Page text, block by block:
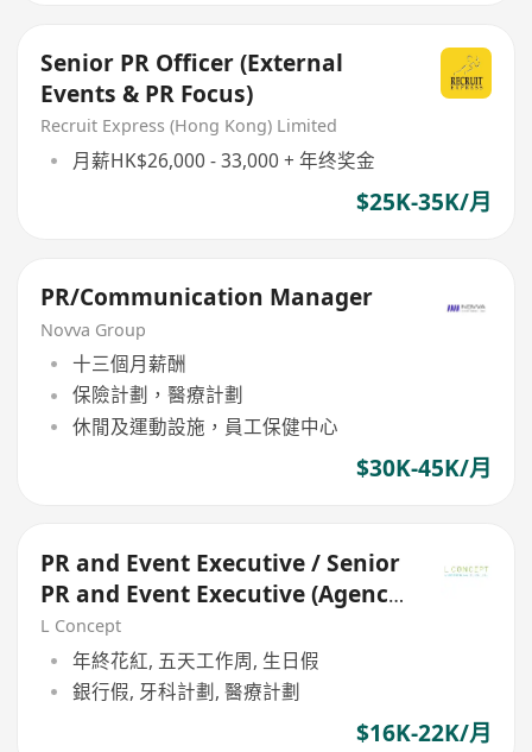
Senior PR Officer (External
Events & PR Focus)
Recruit Express (Hong Kong) Limited
月薪HK$26,000 - 33,000 + 年终奖金
$25K-35K/月
PR/Communication Manager
Novva Group
十三個月薪酬
保險計劃，醫療計劃
休閒及運動設施，員工保健中心
$30K-45K/月
PR and Event Executive / Senior
PR and Event Executive (Agency
Field)
L Concept
年終花紅, 五天工作周, 生日假
銀行假, 牙科計劃, 醫療計劃
$16K-22K/月